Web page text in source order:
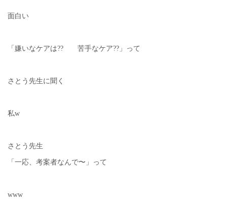
面白い
「嫌いなケアは?? 苦手なケア??」って
さとう先生に聞く
私w
さとう先生
「一応、考案者なんで〜」って
www